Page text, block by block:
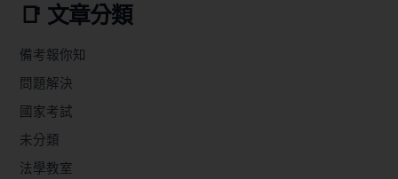
📑 文章分類
備考報你知
問題解決
國家考試
未分類
法學教室